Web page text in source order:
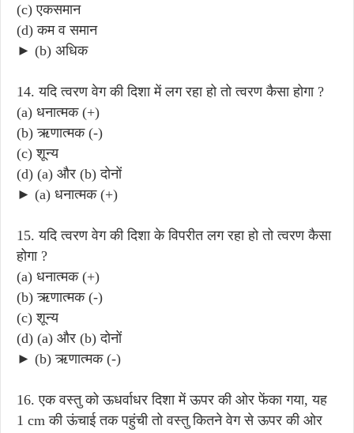
(c) एकसमान
(d) कम व समान
► (b) अधिक
14. यदि त्वरण वेग की दिशा में लग रहा हो तो त्वरण कैसा होगा ?
(a) धनात्मक (+)
(b) ऋणात्मक (-)
(c) शून्य
(d) (a) और (b) दोनों
► (a) धनात्मक (+)
15. यदि त्वरण वेग की दिशा के विपरीत लग रहा हो तो त्वरण कैसा
होगा ?
(a) धनात्मक (+)
(b) ऋणात्मक (-)
(c) शून्य
(d) (a) और (b) दोनों
► (b) ऋणात्मक (-)
16. एक वस्तु को ऊधर्वाधर दिशा में ऊपर की ओर फेंका गया, यह
1 cm की ऊंचाई तक पहुंची तो वस्तु कितने वेग से ऊपर की ओर